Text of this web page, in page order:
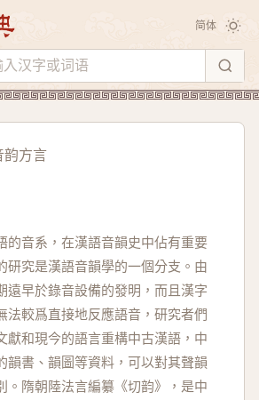
简体
方言
的音系，在漢語音韻史中佔有重要
研究是漢語音韻學的一個分支。由
遠早於錄音設備的發明，而且漢字
法較爲直接地反應語音，研究者們
獻和現今的語言重構中古漢語，中
韻書、韻圖等資料，可以對其聲韻
。隋朝陸法言編纂《切韵》，是中